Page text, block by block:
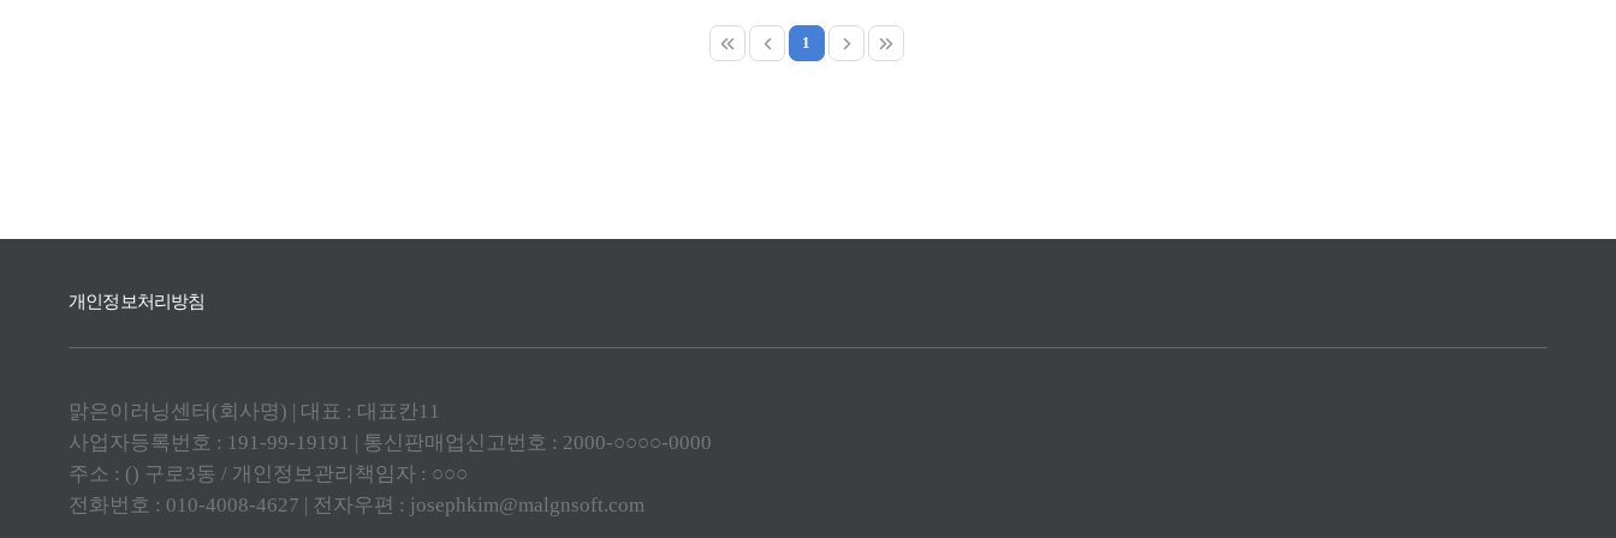
1
개인정보처리방침
맑은이러닝센터(회사명) | 대표 : 대표칸11
사업자등록번호 : 191-99-19191 | 통신판매업신고번호 : 2000-○○○○-0000
주소 : () 구로3동 / 개인정보관리책임자 : ○○○
전화번호 : 010-4008-4627 | 전자우편 : josephkim@malgnsoft.com